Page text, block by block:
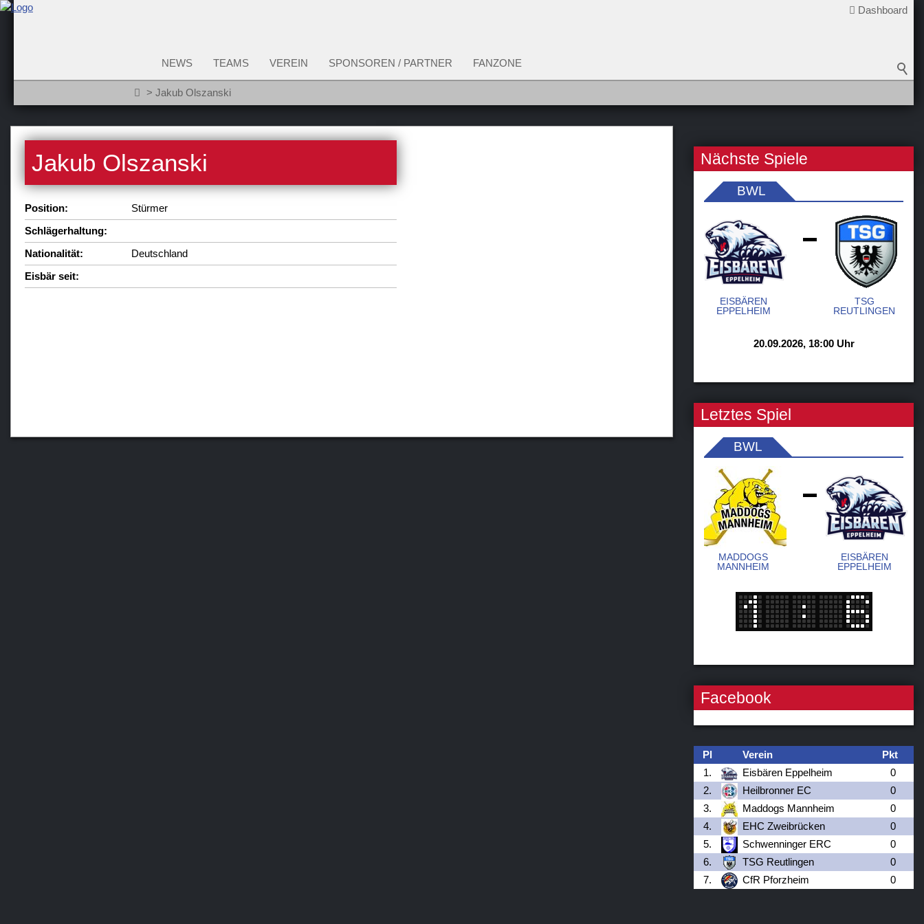
Dashboard
NEWS TEAMS VEREIN SPONSOREN / PARTNER FANZONE
Jakub Olszanski
Jakub Olszanski
Position:
Stürmer
Schlägerhaltung:
Nationalität:
Deutschland
Eisbär seit:
Nächste Spiele
BWL
EISBÄREN
EPPELHEIM
-
TSG
REUTLINGEN
20.09.2026, 18:00 Uhr
Letztes Spiel
BWL
MADDOGS
MANNHEIM
-
EISBÄREN
EPPELHEIM
Facebook
Pl Verein
Pkt
1.
Eisbären Eppelheim
0
2.
Heilbronner EC
0
3.
Maddogs Mannheim
0
4.
EHC Zweibrücken
0
5.
Schwenninger ERC
0
6.
TSG Reutlingen
0
7.
CfR Pforzheim 0